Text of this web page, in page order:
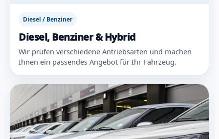
Diesel / Benziner
Diesel, Benziner & Hybrid
Wir prüfen verschiedene Antriebsarten und machen
Ihnen ein passendes Angebot für Ihr Fahrzeug.